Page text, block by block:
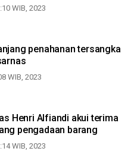
WIB, 2023
penahanan tersangka
WIB, 2023
Henri Alfiandi akui terima
pengadaan barang
WIB, 2023